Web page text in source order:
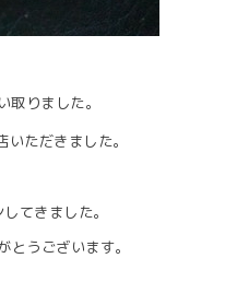
取りました。
ただきました。
てきました。
うございます。